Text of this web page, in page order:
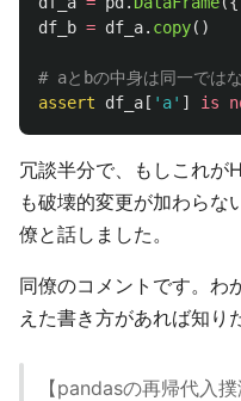
df_b = df_a. copy()
assert
df_a [ ' a' ] is
冗談半分で、もしこれ
も破壊的変更が加わらな
僚と話しました。
同僚のコメントです。わ
えた書き方があれば知り
【pandasの再帰代入撲